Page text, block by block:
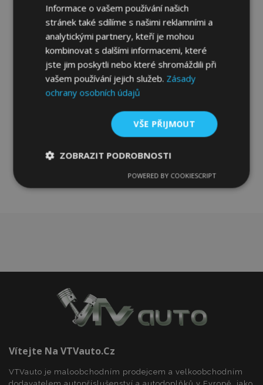
Plachta na automobil MOBILE GARAGE
kombi Volvo 960 kombi 1990-1996 D. 485-
505 cm
2 029,00 Kč
Přidat Do Košíku
Přidat
k
oblíbeným
Vítejte Na VTVauto.cz
VTVauto je maloobchodním prodejcem a velkoobchodním
Informace o vašem používání našich
stránek také sdílíme s našimi reklamními a
analytickými partnery, kteří je mohou
kombinovat s dalšími informacemi, které
jste jim poskytli nebo které shromáždili při
vašem používání jejich služeb. Zásady
ochrany osobních údajů
VŠE PŘIJMOUT
ZOBRAZIT PODROBNOSTI
nutné
Výkonové
soubory
Soubory
cílení
Nezbytně nutné soubory
Výkonové soubory
funkce webových stránek, jako je přihlášení
POWERED BY COOKIESCRIPT